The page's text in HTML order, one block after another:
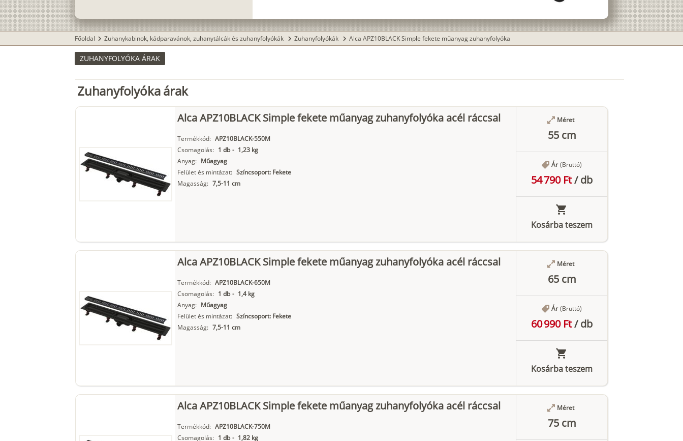
Főoldal chevron_right Zuhanykabinok, kádparavánok, zuhanytálcák és zuhanyfolyókák chevron_right Zuhanyfolyókák chevron_right Alca APZ10BLACK Simple fekete műanyag zuhanyfolyóka
ZUHANYFOLYÓKA ÁRAK
Zuhanyfolyóka árak
Alca APZ10BLACK Simple fekete műanyag zuhanyfolyóka acél ráccsal
Termékkód: APZ10BLACK-550M
Csomagolás: 1 db - 1,23 kg
Anyag: Műagyag
Felület és mintázat: Színcsoport: Fekete
Magasság: 7,5-11 cm
Méret
55 cm
Ár (Bruttó)
54 790 Ft/db
Kosárba teszem
Alca APZ10BLACK Simple fekete műanyag zuhanyfolyóka acél ráccsal
Termékkód: APZ10BLACK-650M
Csomagolás: 1 db - 1,4 kg
Anyag: Műagyag
Felület és mintázat: Színcsoport: Fekete
Magasság: 7,5-11 cm
Méret
65 cm
Ár (Bruttó)
60 990 Ft/db
Kosárba teszem
Alca APZ10BLACK Simple fekete műanyag zuhanyfolyóka acél ráccsal
Termékkód: APZ10BLACK-750M
Csomagolás: 1 db - 1,82 kg
Méret
75 cm